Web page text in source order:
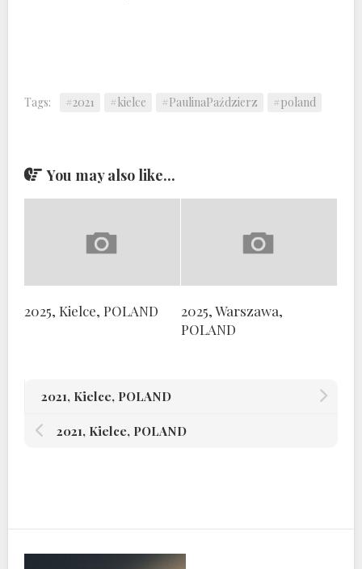
Tags: #2021 #kielce #PaulinaPaździerz #poland
You may also like...
2025, Kielce, POLAND
2025, Warszawa,
POLAND
2021, Kielce, POLAND
2021, Kielce, POLAND